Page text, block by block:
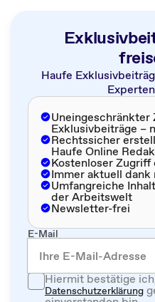
Haufe
Uneingeschränkter
Exklusivbeiträge –
Rechtssicher
Haufe Online
Kostenloser Zugriff
Immer aktuell
Umfangreiche
der Arbeitswelt
Newsletter-frei
E-Mail
Hiermit bestätige
Datenschutzerklärung